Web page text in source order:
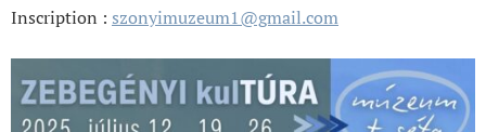
Inscription : szonyimuzeum1@gmail.com